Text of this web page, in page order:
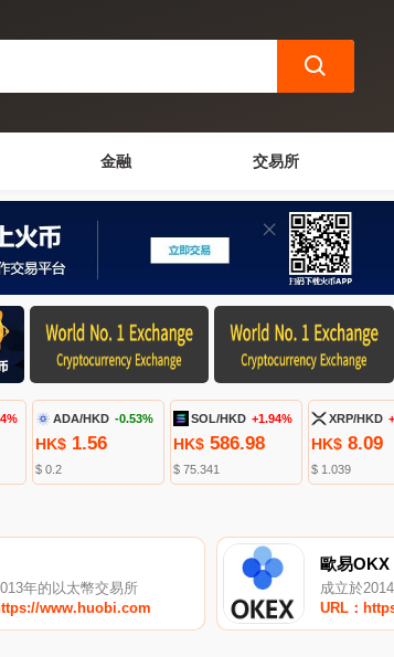
金融 交易所
ADA/HKD -0.53%
HK$1.56
$ 0.2
SOL/HKD +1.94%
HK$ 586.98
$ 75.341
XRP/HKD
HK$ 8.09
$ 1.039
年的以太幣交易所
www.huobi.com
歐易OKX
成立於
URL：